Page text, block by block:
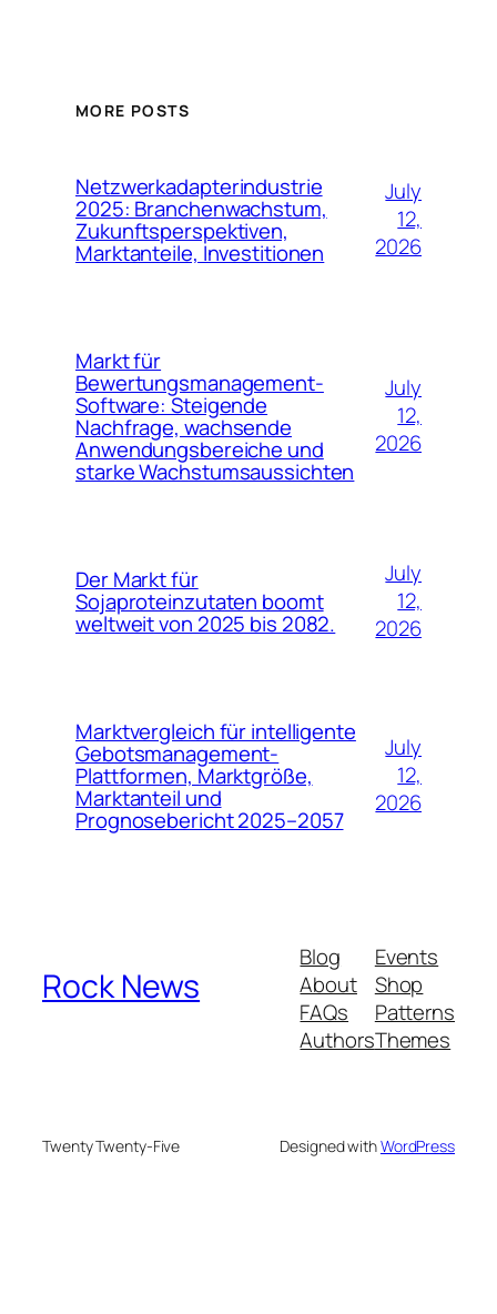
MORE POSTS
Netzwerkadapterindustrie
2025: Branchenwachstum,
Zukunftsperspektiven,
Marktanteile, Investitionen
July
12,
2026
Markt für
Bewertungsmanagement-
Software: Steigende
Nachfrage, wachsende
Anwendungsbereiche und
starke Wachstumsaussichten
July
12,
2026
Der Markt für
Sojaproteinzutaten boomt
weltweit von 2025 bis 2082.
July
12,
2026
Marktvergleich für intelligente
Gebotsmanagement-
Plattformen, Marktgröße,
Marktanteil und
Prognosebericht 2025–2057
July
12,
2026
Rock News
Blog
About
FAQs
Authors
Events
Shop
Patterns
Themes
Twenty Twenty-Five Designed withWordPress